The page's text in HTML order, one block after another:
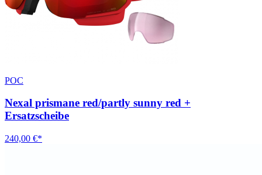
POC
Nexal prismane red/partly sunny red +
Ersatzscheibe
240,00 €*